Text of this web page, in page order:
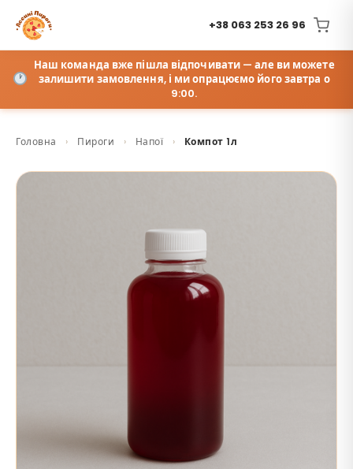
+38 063 253 26 96
Наш команда вже пішла відпочивати — але ви можете
залишити замовлення, і ми опрацюємо його завтра о
9:00.
Головна › Пироги › Напої › Компот 1л